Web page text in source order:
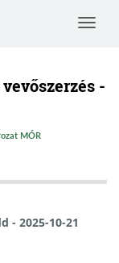
Toggle
-
MÓR
- 2025-10-21